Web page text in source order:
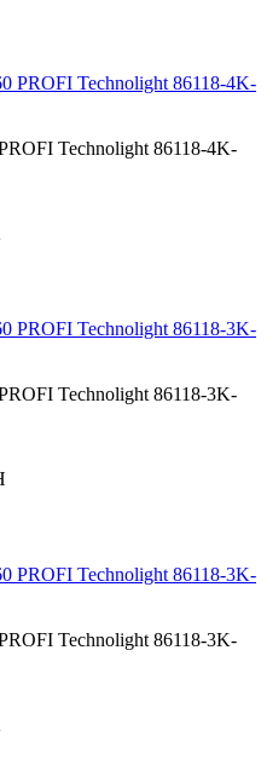
Technolight 86118-4K-
Technolight 86118-3K-
Technolight 86118-3K-